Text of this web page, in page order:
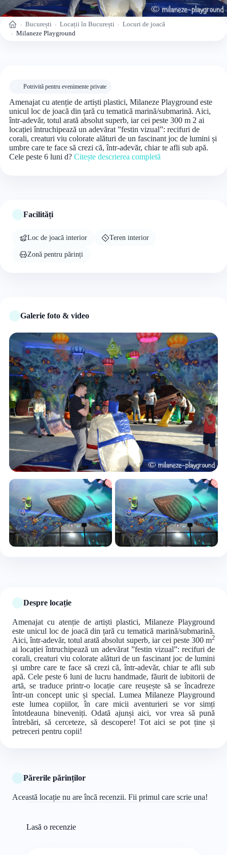
Acasă București Locații în București
Locuri de joacă
Milaneze Playground
Potrivită pentru evenimente private
Amenajat cu atenție de artiști plastici, Milaneze Playground este
unicul loc de joacă din țară cu tematică marină/submarină. Aici,
într-adevăr, totul arată absolut superb, iar cei peste 300 m 2 ai
locației întruchipează un adevărat ”festin vizual”: recifuri de
corali, creaturi viu colorate alături de un fascinant joc de lumini și
umbre care te face să crezi că, într-adevăr, chiar te afli sub apă.
Cele peste 6 luni d? Citește descrierea completă
Facilități
Loc de joacă interior Teren interior
Zonă pentru părinți
Galerie foto & video
Despre locație
Amenajat cu atenție de artiști plastici, Milaneze Playground
este unicul loc de joacă din țară cu tematică marină/submarină.
Aici, într-adevăr, totul arată absolut superb, iar cei peste 300 m2
ai locației întruchipează un adevărat ”festin vizual”: recifuri de
corali, creaturi viu colorate alături de un fascinant joc de lumini
și umbre care te face să crezi că, într-adevăr, chiar te afli sub
apă. Cele peste 6 luni de lucru handmade, făurit de iubitorii de
artă, se traduce printr-o locație care reușește să se încadreze
într-un concept unic și special. Lumea Milaneze Playground
este lumea copiilor, în care micii aventurieri se vor simți
întotdeauna bineveniți. Odată ajunși aici, vor vrea să pună
întrebări, să cerceteze, să descopere! Tot aici se pot ține și
petreceri pentru copii!
Părerile părinților
Această locație nu are încă recenzii. Fii primul care scrie una!
Lasă o recenzie